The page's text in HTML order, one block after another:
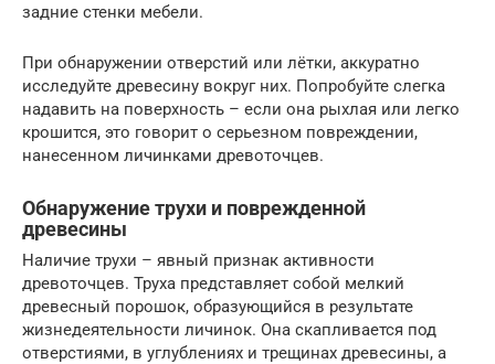
задние стенки мебели.
При обнаружении отверстий или лётки, аккуратно
исследуйте древесину вокруг них. Попробуйте слегка
надавить на поверхность – если она рыхлая или легко
крошится, это говорит о серьезном повреждении,
нанесенном личинками древоточцев.
Обнаружение трухи и поврежденной
древесины
Наличие трухи – явный признак активности
древоточцев. Труха представляет собой мелкий
древесный порошок, образующийся в результате
жизнедеятельности личинок. Она скапливается под
отверстиями, в углублениях и трещинах древесины, а